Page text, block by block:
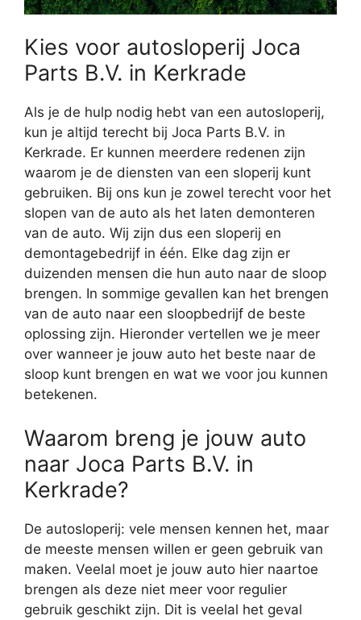
Kies voor autosloperij Joca
Parts B.V. in Kerkrade
Als je de hulp nodig hebt van een autosloperij,
kun je altijd terecht bij Joca Parts B.V. in
Kerkrade. Er kunnen meerdere redenen zijn
waarom je de diensten van een sloperij kunt
gebruiken. Bij ons kun je zowel terecht voor het
slopen van de auto als het laten demonteren
van de auto. Wij zijn dus een sloperij en
demontagebedrijf in één. Elke dag zijn er
duizenden mensen die hun auto naar de sloop
brengen. In sommige gevallen kan het brengen
van de auto naar een sloopbedrijf de beste
oplossing zijn. Hieronder vertellen we je meer
over wanneer je jouw auto het beste naar de
sloop kunt brengen en wat we voor jou kunnen
betekenen.
Waarom breng je jouw auto
naar Joca Parts B.V. in
Kerkrade?
De autosloperij: vele mensen kennen het, maar
de meeste mensen willen er geen gebruik van
maken. Veelal moet je jouw auto hier naartoe
brengen als deze niet meer voor regulier
gebruik geschikt zijn. Dit is veelal het geval